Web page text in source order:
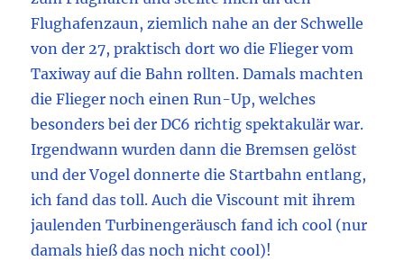
Flughafenzaun, ziemlich nahe an der Schwelle
von der 27, praktisch dort wo die Flieger vom
Taxiway auf die Bahn rollten. Damals machten
die Flieger noch einen Run-Up, welches
besonders bei der DC6 richtig spektakulär war.
Irgendwann wurden dann die Bremsen gelöst
und der Vogel donnerte die Startbahn entlang,
ich fand das toll. Auch die Viscount mit ihrem
jaulenden Turbinengeräusch fand ich cool (nur
damals hieß das noch nicht cool)!